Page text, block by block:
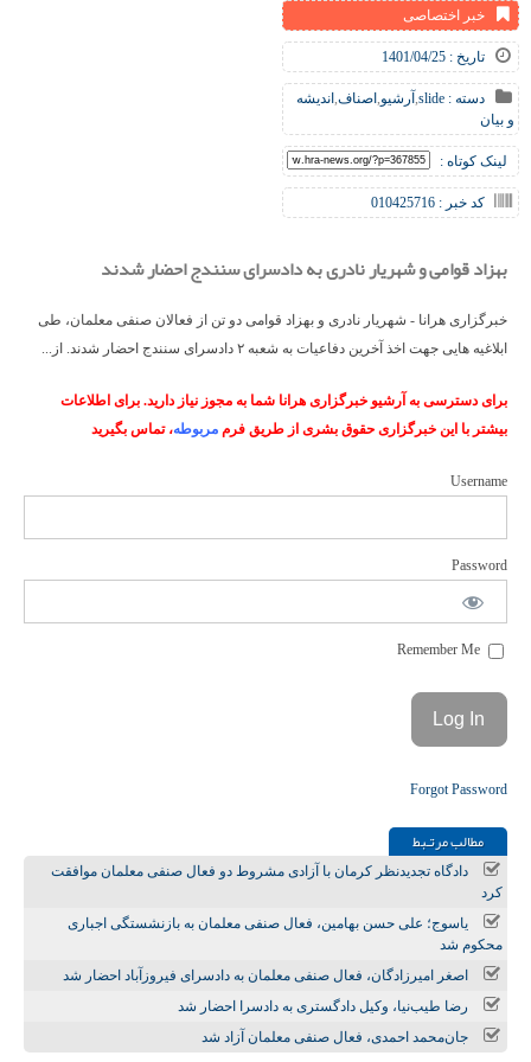
خبر اختصاصی
تاریخ : 1401/04/25
دسته : slide
,آرشیو,اصناف,اندیشه
و بیان
لینک کوتاه :
کد خبر : 010425716
بهزاد قوامی و شهریار نادری به دادسرای سنندج احضار شدند
خبرگزاری هرانا - شهریار نادری و بهزاد قوامی دو تن از فعالان صنفی معلمان، طی
ابلاغیه‌ هایی جهت اخذ آخرین دفاعیات به شعبه ۲ دادسرای سنندج احضار شدند. از...
برای دسترسی به آرشیو خبرگزاری هرانا شما به مجوز نیاز دارید. برای اطلاعات
بیشتر با این خبرگزاری حقوق بشری از طریق فرم مربوطه، تماس بگیرید
Username
Password
Forgot Password
مطالب مرتـبط
دادگاه تجدیدنظر کرمان با آزادی مشروط دو فعال صنفی معلمان موافقت
کرد
یاسوج؛ علی حسن بهامین، فعال صنفی معلمان به بازنشستگی اجباری
محکوم شد
اصغر امیرزادگان، فعال صنفی معلمان به دادسرای فیروزآباد احضار شد
رضا طیب‌نیا، وکیل دادگستری به دادسرا احضار شد
جان‌محمد احمدی، فعال صنفی معلمان آزاد شد